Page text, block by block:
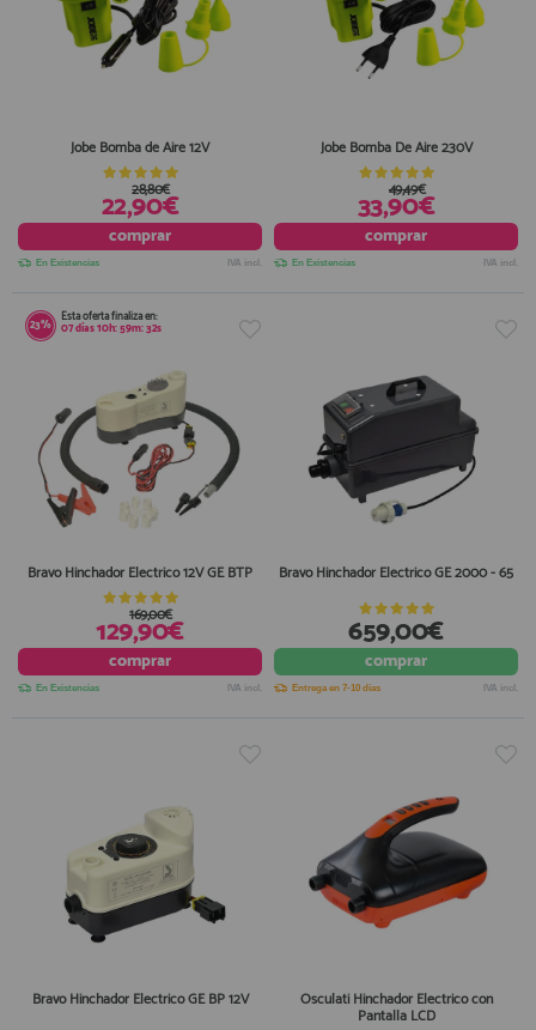
Jobe Bomba de Aire 12V
22,90€
28,80€
comprar
En Existencias IVA incl.
Jobe Bomba De Aire 230V
33,90€
49,49€
comprar
En Existencias IVA incl.
23% Esta oferta finaliza en:
07días10h:59m:31s
Bravo Hinchador Electrico 12V GE BTP
129,90€
169,00€
comprar
En Existencias IVA incl.
Bravo Hinchador Electrico GE 2000 - 65
659,00€
comprar
Entrega en 7-10 días IVA incl.
Bravo Hinchador Electrico GE BP 12V Osculati Hinchador Electrico con
Pantalla LCD